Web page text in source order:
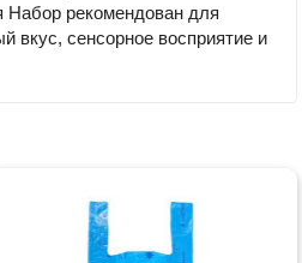
Набор рекомендован для
вкус, сенсорное восприятие и